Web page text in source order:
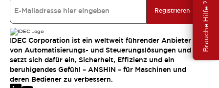
Brauche Hilfe ?
Registrieren
IDEC Corporation ist ein weltweit führender Anbieter
von Automatisierungs- und Steuerungslösungen und
setzt sich dafür ein, Sicherheit, Effizienz und ein
beruhigendes Gefühl – ANSHIN – für Maschinen und
deren Bediener zu verbessern.